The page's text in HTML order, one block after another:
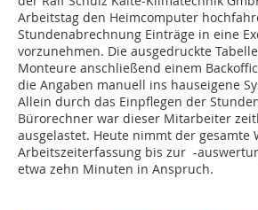
Arbeitstag den Heimcomputer
Stundenabrechnung Einträge in eine
vorzunehmen. Die ausgedruckte
Monteure anschließend einem
die Angaben manuell ins hauseigene
Allein durch das Einpflegen der
Bürorechner war dieser Mitarbeiter
ausgelastet. Heute nimmt der gesamte
Arbeitszeit­erfassung bis zur -
etwa zehn Minuten in Anspruch.